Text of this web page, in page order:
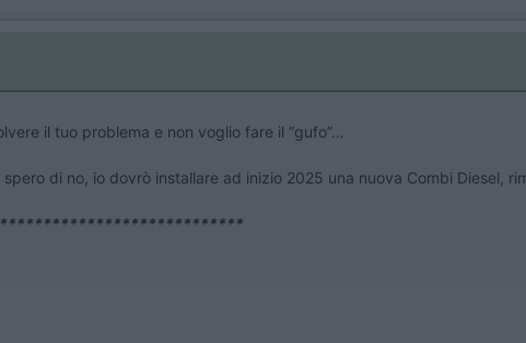
il tuo problema e non voglio fare il “gufo”…
di no, io dovrò installare ad inizio 2025 una nuova Combi Diesel,